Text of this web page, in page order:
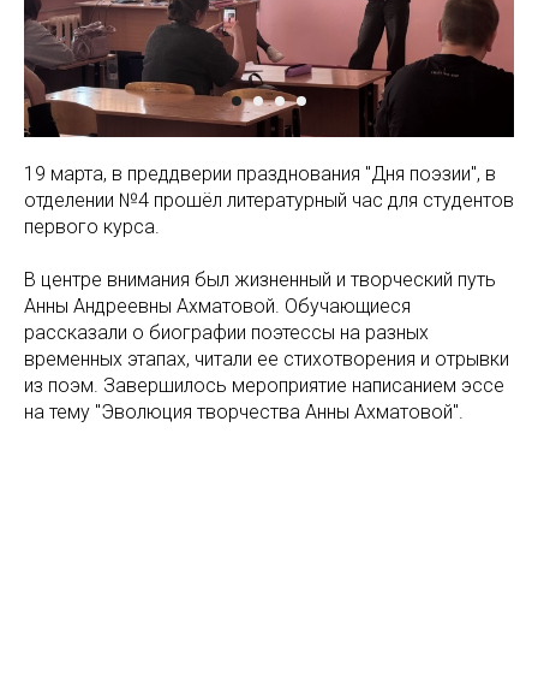
19 марта, в преддверии празднования "Дня поэзии", в
отделении №4 прошёл литературный час для студентов
первого курса.
В центре внимания был жизненный и творческий путь
Анны Андреевны Ахматовой. Обучающиеся
рассказали о биографии поэтессы на разных
временных этапах, читали ее стихотворения и отрывки
из поэм. Завершилось мероприятие написанием эссе
на тему "Эволюция творчества Анны Ахматовой".